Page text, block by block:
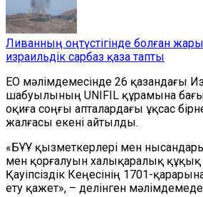
Ливанның оңтүстігінде болған
израильдік сарбаз қаза тапты
ЕО мәлімдемесінде 26 қазандағы
шабуылының UNIFIL құрамына
оқиға соңғы апталардағы ұқсас
жалғасы екені айтылды.
«БҰҰ қызметкерлері мен
мен қорғалуын халықаралық
Қауіпсіздік Кеңесінің 1701-
ету қажет», – делінген